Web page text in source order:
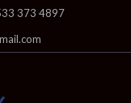
373 4897